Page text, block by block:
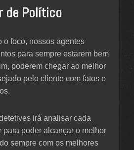
de Político
o foco, nossos agentes
para sempre estarem bem
poderem chegar ao melhor
pelo cliente com fatos e
irá analisar cada
para poder alcançar o melhor
sempre com os melhores